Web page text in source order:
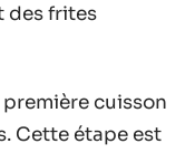
des frites
première cuisson
Cette étape est